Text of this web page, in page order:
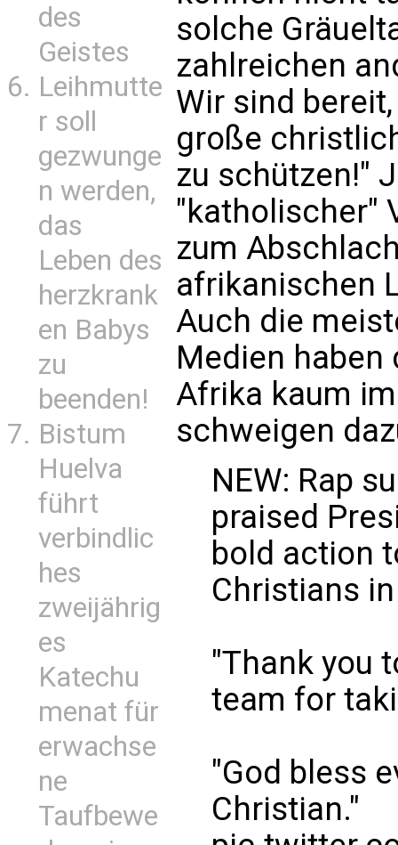
des
Geistes
Leihmutte
r soll
gezwunge
n werden,
das
Leben des
herzkrank
en Babys
zu
beenden!
Bistum
Huelva
führt
verbindlic
hes
zweijährig
es
Katechu
menat für
erwachse
ne
Taufbewe
solche
zahlreichen
Wir sind
große
zu schützen!"
"katholischer"
zum
afrikanischen
Auch die
Medien haben
Afrika kaum
schweigen
NEW: Rap
praised
bold action
Christians
"Thank you
team for
"God bless
Christian."